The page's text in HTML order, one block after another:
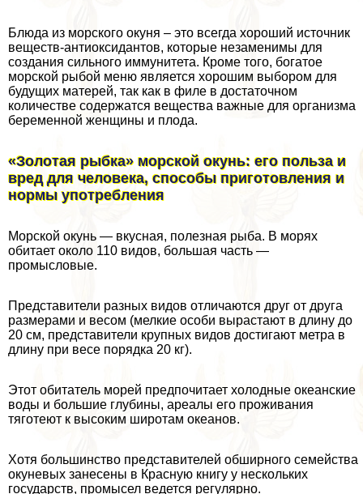
Блюда из морского окуня – это всегда хороший источник
веществ-антиоксидантов, которые незаменимы для
создания сильного иммунитета. Кроме того, богатое
морской рыбой меню является хорошим выбором для
будущих матерей, так как в филе в достаточном
количестве содержатся вещества важные для организма
беременной женщины и плода.
«Золотая рыбка» морской окунь: его польза и
вред для человека, способы приготовления и
нормы употрeбления
Морской окунь — вкусная, полезная рыба. В морях
обитает около 110 видов, большая часть —
промысловые.
Представители разных видов отличаются друг от друга
размерами и весом (мелкие особи вырастают в длину до
20 см, представители крупных видов достигают метра в
длину при весе порядка 20 кг).
Этот обитатель морей предпочитает холодные океанские
воды и большие глубины, ареалы его проживания
тяготеют к высоким широтам океанов.
Хотя большинство представителей обширного семейства
окуневых занесены в Красную книгу у нескольких
государств, промысел ведется регулярно.